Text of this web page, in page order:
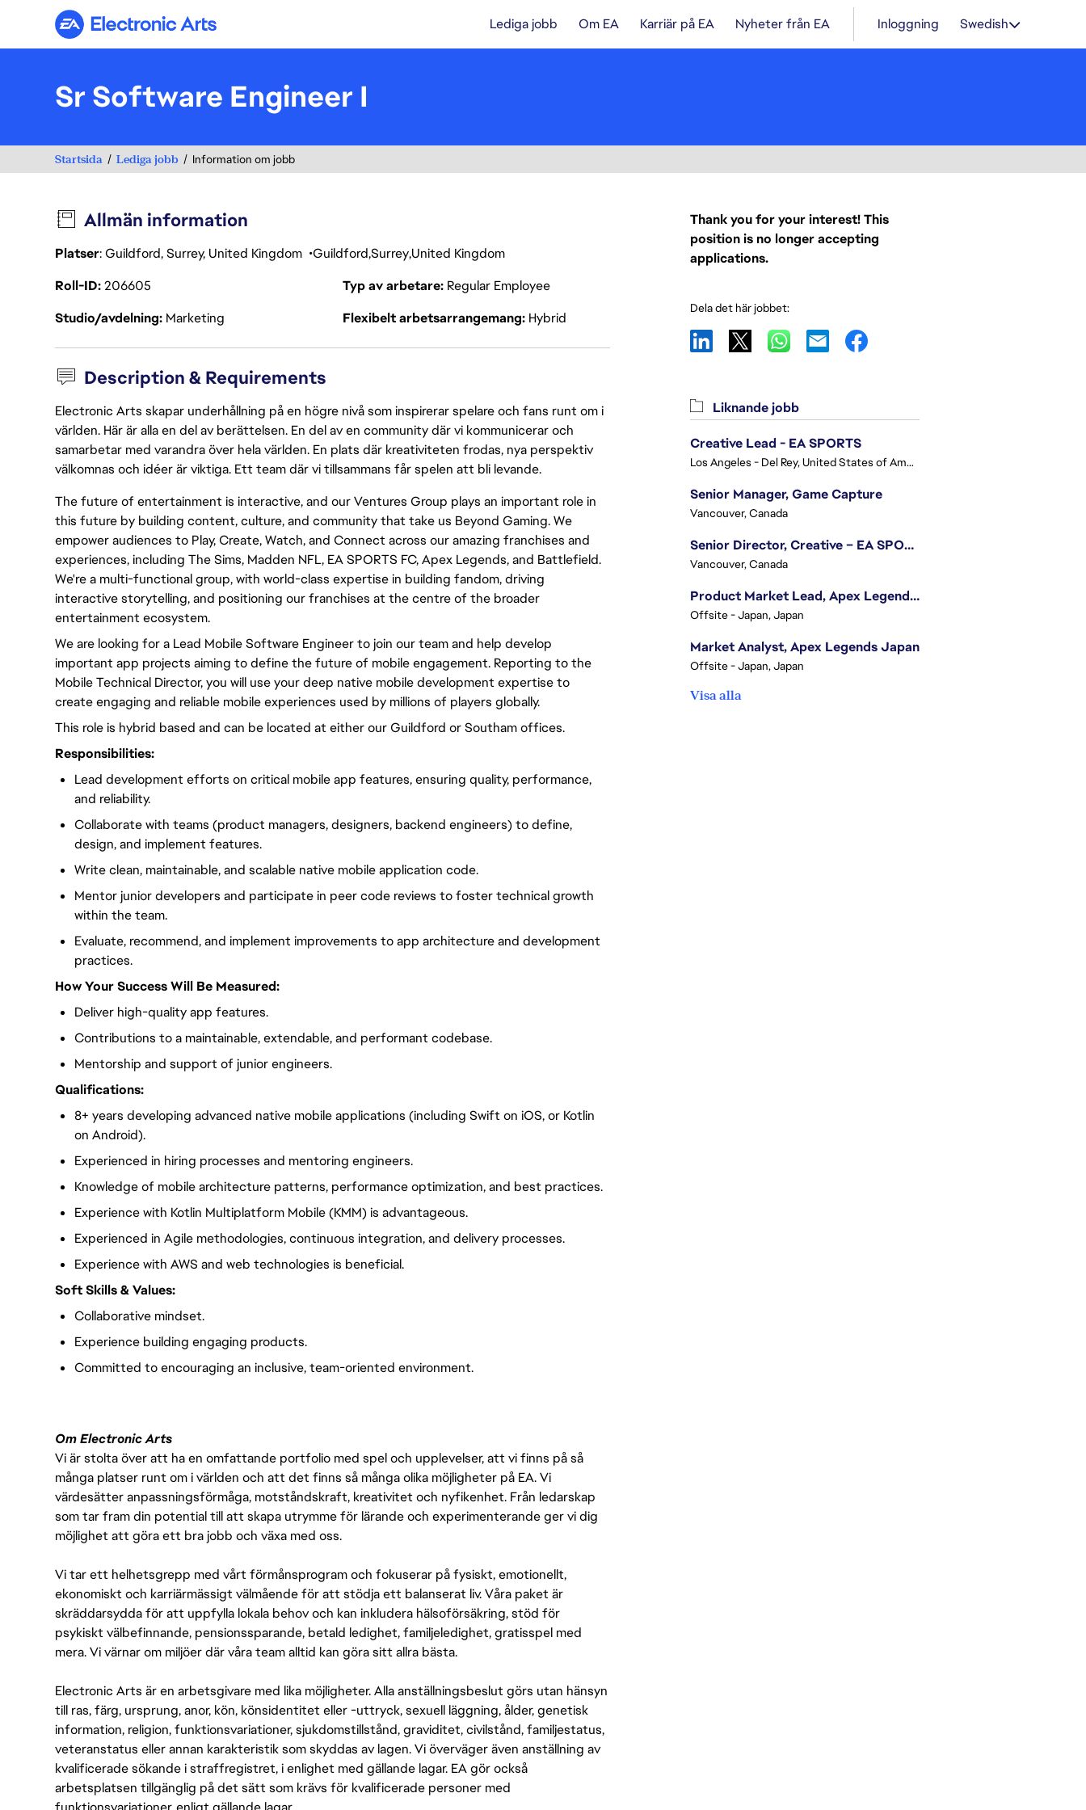
Electronic Arts Lediga jobb Om EA Karriär på EA Nyheter från EA Inloggning Swedish
Sr Software Engineer I
Startsida Lediga jobb Information om jobb
Allmän information
Platser: Guildford, Surrey, United Kingdom GuildfordSurreyUnited Kingdom
Roll-ID206605 Typ av arbetare Regular Employee
Studio/avdelning Marketing Flexibelt arbetsarrangemang Hybrid
Description & Requirements
Electronic Arts skapar underhållning på en högre nivå som inspirerar spelare och fans runt om i
världen. Här är alla en del av berättelsen. En del av en community där vi kommunicerar och
samarbetar med varandra över hela världen. En plats där kreativiteten frodas, nya perspektiv
välkomnas och idéer är viktiga. Ett team där vi tillsammans får spelen att bli levande.
The future of entertainment is interactive, and our Ventures Group plays an important role in
this future by building content, culture, and community that take us Beyond Gaming. We
empower audiences to Play, Create, Watch, and Connect across our amazing franchises and
experiences, including The Sims, Madden NFL, EA SPORTS FC, Apex Legends, and Battlefield.
We're a multi-functional group, with world-class expertise in building fandom, driving
interactive storytelling, and positioning our franchises at the centre of the broader
entertainment ecosystem.
We are looking for a Lead Mobile Software Engineer to join our team and help develop
important app projects aiming to define the future of mobile engagement. Reporting to the
Mobile Technical Director, you will use your deep native mobile development expertise to
create engaging and reliable mobile experiences used by millions of players globally.
This role is hybrid based and can be located at either our Guildford or Southam offices.
Responsibilities:
Lead development efforts on critical mobile app features, ensuring quality, performance,
and reliability.
Collaborate with teams (product managers, designers, backend engineers) to define,
design, and implement features.
Write clean, maintainable, and scalable native mobile application code.
Mentor junior developers and participate in peer code reviews to foster technical growth
within the team.
Evaluate, recommend, and implement improvements to app architecture and development
practices.
How Your Success Will Be Measured:
Deliver high-quality app features.
Contributions to a maintainable, extendable, and performant codebase.
Mentorship and support of junior engineers.
Qualifications:
8+ years developing advanced native mobile applications (including Swift on iOS, or Kotlin
on Android).
Experienced in hiring processes and mentoring engineers.
Knowledge of mobile architecture patterns, performance optimization, and best practices.
Experience with Kotlin Multiplatform Mobile (KMM) is advantageous.
Experienced in Agile methodologies, continuous integration, and delivery processes.
Experience with AWS and web technologies is beneficial.
Soft Skills & Values:
Collaborative mindset.
Experience building engaging products.
Committed to encouraging an inclusive, team-oriented environment.
Om Electronic Arts
Vi är stolta över att ha en omfattande portfolio med spel och upplevelser, att vi finns på så
många platser runt om i världen och att det finns så många olika möjligheter på EA. Vi
värdesätter anpassningsförmåga, motståndskraft, kreativitet och nyfikenhet. Från ledarskap
som tar fram din potential till att skapa utrymme för lärande och experimenterande ger vi dig
möjlighet att göra ett bra jobb och växa med oss.
Vi tar ett helhetsgrepp med vårt förmånsprogram och fokuserar på fysiskt, emotionellt,
ekonomiskt och karriärmässigt välmående för att stödja ett balanserat liv. Våra paket är
skräddarsydda för att uppfylla lokala behov och kan inkludera hälsoförsäkring, stöd för
psykiskt välbefinnande, pensionssparande, betald ledighet, familjeledighet, gratisspel med
mera. Vi värnar om miljöer där våra team alltid kan göra sitt allra bästa.
Electronic Arts är en arbetsgivare med lika möjligheter. Alla anställningsbeslut görs utan hänsyn
till ras, färg, ursprung, anor, kön, könsidentitet eller -uttryck, sexuell läggning, ålder, genetisk
information, religion, funktionsvariationer, sjukdomstillstånd, graviditet, civilstånd, familjestatus,
veteranstatus eller annan karakteristik som skyddas av lagen. Vi överväger även anställning av
kvalificerade sökande i straffregistret, i enlighet med gällande lagar. EA gör också
arbetsplatsen tillgänglig på det sätt som krävs för kvalificerade personer med
Thank you for your interest! This
position is no longer accepting
applications.
Dela det här jobbet:
Liknande jobb
Creative Lead - EA SPORTS
Los Angeles - Del Rey, United States of America
Senior Manager, Game Capture
Vancouver, Canada
Senior Director, Creative – EA SPORTS FC
Vancouver, Canada
Product Market Lead, Apex Legends Japan
Offsite - Japan, Japan
Market Analyst, Apex Legends Japan
Offsite - Japan, Japan
Visa alla